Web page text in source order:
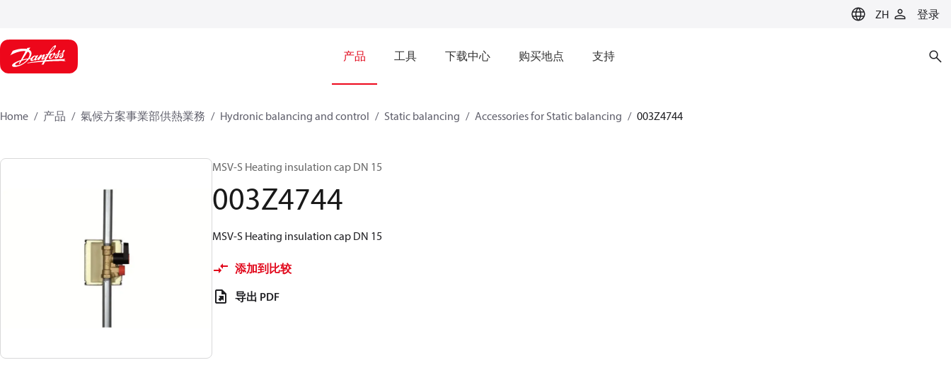
ZH 登录
产品 工具 下载中心 购买地点 支持
Home 产品 氣候方案事業部供熱業務 Hydronic balancing and control Static balancing Accessories for Static balancing 003Z4744
MSV-S Heating insulation cap DN 15
003Z4744
MSV-S Heating insulation cap DN 15
添加到比较
导出 PDF